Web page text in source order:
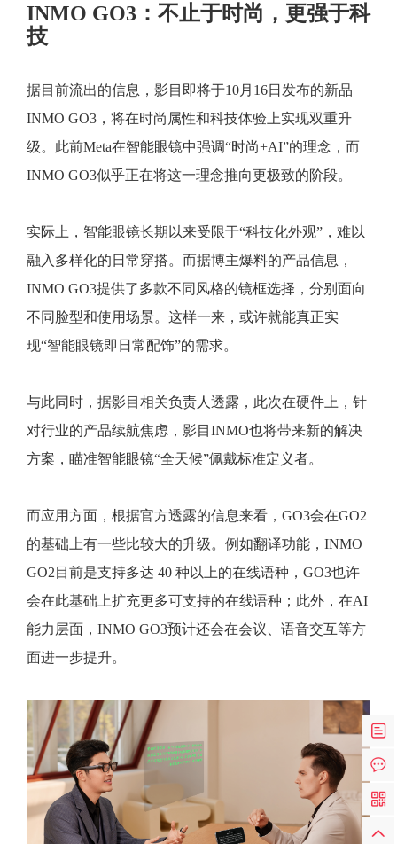
INMO GO3：不止于时尚，更强于科
技
据目前流出的信息，影目即将于10月16日发布的新品
INMO GO3，将在时尚属性和科技体验上实现双重升
级。此前Meta在智能眼镜中强调“时尚+AI”的理念，而
INMO GO3似乎正在将这一理念推向更极致的阶段。
实际上，智能眼镜长期以来受限于“科技化外观”，难以
融入多样化的日常穿搭。而据博主爆料的产品信息，
INMO GO3提供了多款不同风格的镜框选择，分别面向
不同脸型和使用场景。这样一来，或许就能真正实
现“智能眼镜即日常配饰”的需求。
与此同时，据影目相关负责人透露，此次在硬件上，针
对行业的产品续航焦虑，影目INMO也将带来新的解决
方案，瞄准智能眼镜“全天候”佩戴标准定义者。
而应用方面，根据官方透露的信息来看，GO3会在GO2
的基础上有一些比较大的升级。例如翻译功能，INMO
GO2目前是支持多达 40 种以上的在线语种，GO3也许
会在此基础上扩充更多可支持的在线语种；此外，在AI
能力层面，INMO GO3预计还会在会议、语音交互等方
面进一步提升。